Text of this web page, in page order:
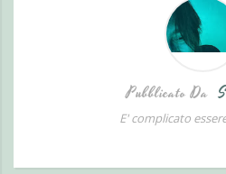
Pubblicato Da
E' complicato